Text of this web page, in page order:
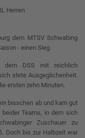
Herren
dem MTSV Schwabing
- einen Sieg.
dem DSS mit reichlich
stete Ausgeglichenheit.
ersten zehn Minuten.
bisschen ab und kam gut
Teams, in dem sich
Zuschauer zu
Doch bis zur Halbzeit war